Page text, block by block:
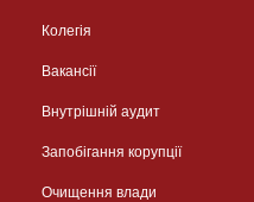
Колегія
Вакансії
Внутрішній аудит
Запобігання корупції
Очищення влади